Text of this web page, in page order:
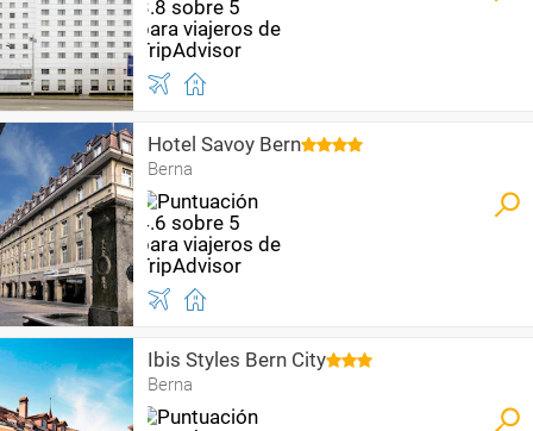
Hotel Savoy Bern
Berna
Ibis Styles Bern City
Berna